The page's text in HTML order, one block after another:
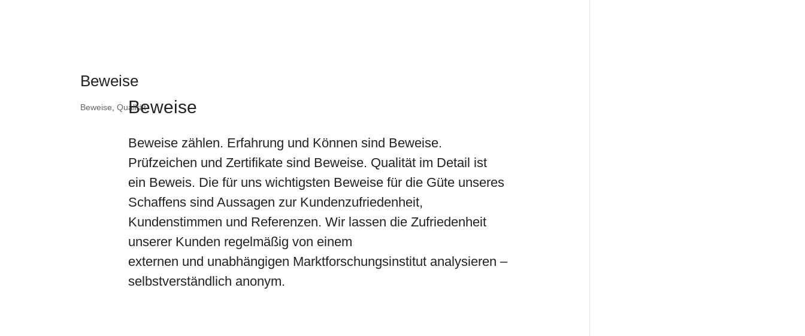
Beweise
Beweise,Qualität
Beweise
Beweise zählen. Erfahrung und Können sind Beweise.
Prüfzeichen und Zertifikate sind Beweise. Qualität im Detail ist
ein Beweis. Die für uns wichtigsten Beweise für die Güte unseres
Schaffens sind Aussagen zur Kundenzufriedenheit,
Kundenstimmen und Referenzen. Wir lassen die Zufriedenheit
unserer Kunden regelmäßig von einem
externen und unabhängigen Marktforschungsinstitut analysieren –
selbstverständlich anonym.